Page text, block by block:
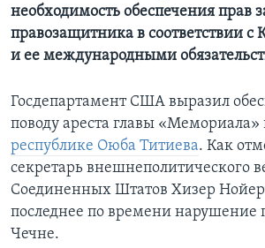
необходимость обеспечения прав
правозащитника в соответствии с
и ее международными
Госдепартамент США выразил
поводу ареста главы «Мемориала»
республике Оюба Титиева. Как
секретарь внешнеполитического
Соединенных Штатов Хизер
последнее по времени нарушение
Чечне.